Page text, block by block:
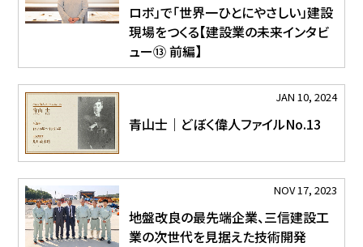
ロボ」で「世界一ひとにやさしい」建設
現場をつくる【建設業の未来インタビ
ュー⑬ 前編】
JAN 10, 2024
青山士｜どぼく偉人ファイルNo.13
NOV 17, 2023
地盤改良の最先端企業、三信建設工
業の次世代を見据えた技術開発